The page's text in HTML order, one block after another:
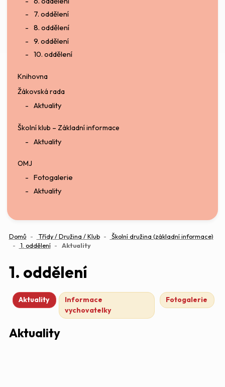
7. oddělení
8. oddělení
9. oddělení
10. oddělení
Knihovna
Žákovská rada
Aktuality
Školní klub – Základní informace
Aktuality
OMJ
Fotogalerie
Aktuality
Domů Třídy / Družina / Klub
Školní družina (základní informace)
1. oddělení
Aktuality(aktuální)
1. oddělení
Aktuality
Informace
vychovatelky
Fotogalerie
Aktuality